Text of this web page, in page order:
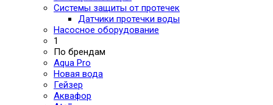
Системы защиты от протечек
Датчики протечки воды
Насосное оборудование
1
По брендам
Aqua Pro
Новая вода
Гейзер
Аквафор